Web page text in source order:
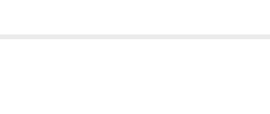
که به‌دنبال کسب استقلال مالی، ایجاد ثروت بلندمدت و رهایی از